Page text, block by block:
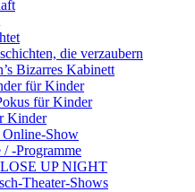
die verzaubern
Bizarres Kabinett
für Kinder
für Kinder
Kinder
Online-Show
/ -Programme
UP NIGHT
Theater-Shows